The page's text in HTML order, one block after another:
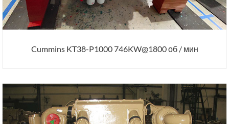
Cummins KT38-P1000 746KW@1800 об / мин